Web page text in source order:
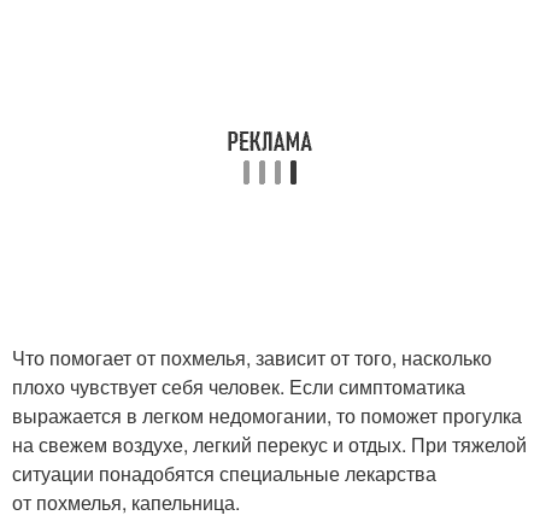
Что помогает от похмелья, зависит от того, насколько
плохо чувствует себя человек. Если симптоматика
выражается в легком недомогании, то поможет прогулка
на свежем воздухе, легкий перекус и отдых. При тяжелой
ситуации понадобятся специальные лекарства
от похмелья, капельница.